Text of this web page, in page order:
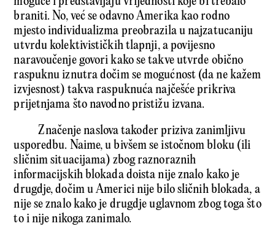
braniti. No, već se odavno Amerika kao rodno
mjesto individualizma preobrazila u najzatucaniju
utvrdu kolektivističkih tlapnji, a povijesno
naravoučenje govori kako se takve utvrde obično
raspuknu iznutra dočim se mogućnost (da ne kažem
izvjesnost) takva raspuknuća najčešće prikriva
prijetnjama što navodno pristižu izvana.
Značenje naslova također priziva zanimljivu
usporedbu. Naime, u bivšem se istočnom bloku (ili
sličnim situacijama) zbog raznoraznih
informacijskih blokada doista nije znalo kako je
drugdje, dočim u Americi nije bilo sličnih blokada, a
nije se znalo kako je drugdje uglavnom zbog toga što
to i nije nikoga zanimalo.